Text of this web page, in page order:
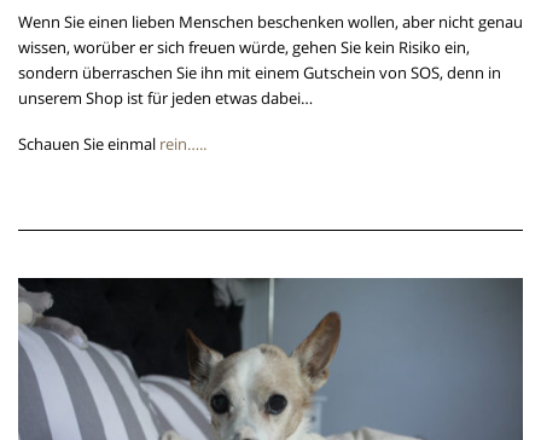
Wenn Sie einen lieben Menschen beschenken wollen, aber nicht genau
wissen, worüber er sich freuen würde, gehen Sie kein Risiko ein,
sondern überraschen Sie ihn mit einem Gutschein von SOS, denn in
unserem Shop ist für jeden etwas dabei…
Schauen Sie einmal rein…..